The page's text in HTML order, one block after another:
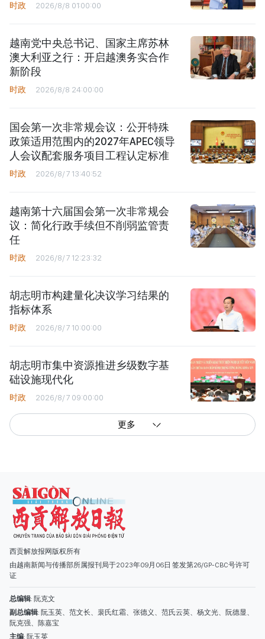
时政 2026/8/8 01:00:00
越南党中央总书记、国家主席苏林
澳大利亚之行：开启越澳务实合作
新阶段
时政 2026/8/8 24:00:00
国会第一次非常规会议：公开特殊
政策适用范围内的2027年APEC领导
人会议配套服务项目工程认定标准
时政 2026/8/7 13:40:52
越南第十六届国会第一次非常规会
议：简化行政手续但不削弱监管责
任
时政 2026/8/7 12:23:32
胡志明市构建量化决议学习结果的
指标体系
时政 2026/8/7 10:00:00
胡志明市集中资源推进乡级数字基
础设施现代化
时政 2026/8/7 09:00:00
更多